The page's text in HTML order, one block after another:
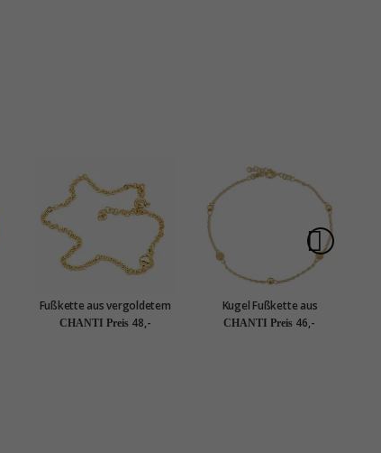
Fußkette aus vergoldetem
Sterlingsilber und Anhänger
CHANTI Preis 48,-
Kugel Fußkette aus
vergoldetem Sterlingsilber
CHANTI Preis 46,-